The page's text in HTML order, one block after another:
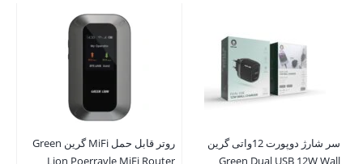
سر شارژ دوپورت 12واتی گرین
Green Dual USB 12W Wall
روتر قابل حمل MiFi گرین Green
Lion Poerravle MiFi Router